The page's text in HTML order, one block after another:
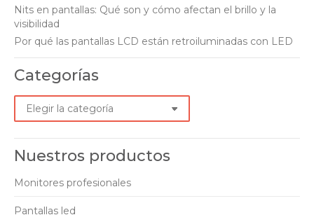
Nits en pantallas: Qué son y cómo afectan el brillo y la
visibilidad
Por qué las pantallas LCD están retroiluminadas con LED
Categorías
Categorías
Nuestros productos
Monitores profesionales
Pantallas led